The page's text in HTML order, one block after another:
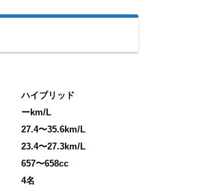
ハイブリッド
ーkm/L
27.4〜35.6km/L
23.4〜27.3km/L
657〜658cc
4名